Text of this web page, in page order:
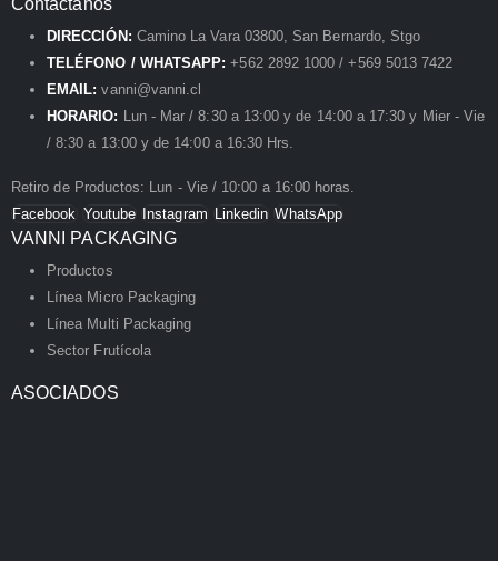
Contáctanos
DIRECCIÓN: Camino La Vara 03800, San Bernardo, Stgo
TELÉFONO / WHATSAPP: +562 2892 1000 / +569 5013 7422
EMAIL: vanni@vanni.cl
HORARIO: Lun - Mar / 8:30 a 13:00 y de 14:00 a 17:30 y Mier - Vie
/ 8:30 a 13:00 y de 14:00 a 16:30 Hrs.
Retiro de Productos: Lun - Vie / 10:00 a 16:00 horas.
Facebook Youtube Instagram Linkedin WhatsApp
VANNI PACKAGING
Productos
Línea Micro Packaging
Línea Multi Packaging
Sector Frutícola
ASOCIADOS